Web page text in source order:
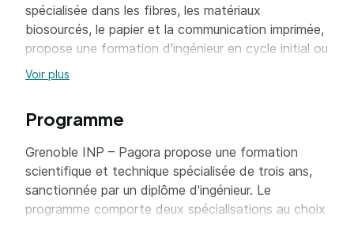
spécialisée dans les fibres, les matériaux
biosourcés, le papier et la communication imprimée,
propose une formation d'ingénieur en cycle initial ou
en alternance. Soutenue par de nombreux acteurs
d'ingénieurs et de management de Grenoble INP.
L'école est engagée depuis sa création dans
l'économie circulaire et la chimie du végétal. Elle se
concentre sur la formation des futurs
professionnels dans les domaines de la fibre, du
Voir plus
Programme
Grenoble INP – Pagora propose une formation
scientifique et technique spécialisée de trois ans,
sanctionnée par un diplôme d'ingénieur. Le
programme comporte deux spécialisations au choix